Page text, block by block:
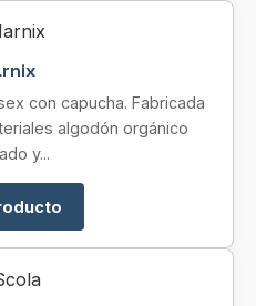
con capucha. Fabricada
algodón orgánico
y...